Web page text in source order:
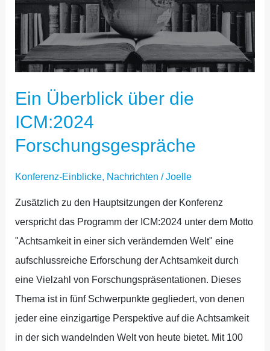
Ein Überblick über die
ICM:2024
Forschungsgespräche
Konferenz-Einblicke, Nachrichten /Joelle
Zusätzlich zu den Hauptsitzungen der Konferenz
verspricht das Programm der ICM:2024 unter dem Motto
"Achtsamkeit in einer sich verändernden Welt" eine
aufschlussreiche Erforschung der Achtsamkeit durch
eine Vielzahl von Forschungspräsentationen. Dieses
Thema ist in fünf Schwerpunkte gegliedert, von denen
jeder eine einzigartige Perspektive auf die Achtsamkeit
in der sich wandelnden Welt von heute bietet. Mit 100
DIE
ICM:2024
FORSCHUNGSGESPRÄCHE